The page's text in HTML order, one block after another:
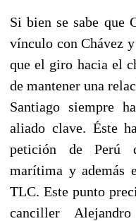
Si bien se sabe que
vínculo con Chávez
que el giro hacia el
de mantener una
Santiago siempre
aliado clave. Éste
petición de Perú
marítima y además
TLC. Este punto
canciller